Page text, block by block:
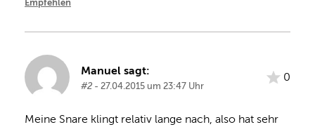
Empfehlen
Manuel sagt:
#2 - 27.04.2015 um 23:47 Uhr
0
Meine Snare klingt relativ lange nach, also hat sehr